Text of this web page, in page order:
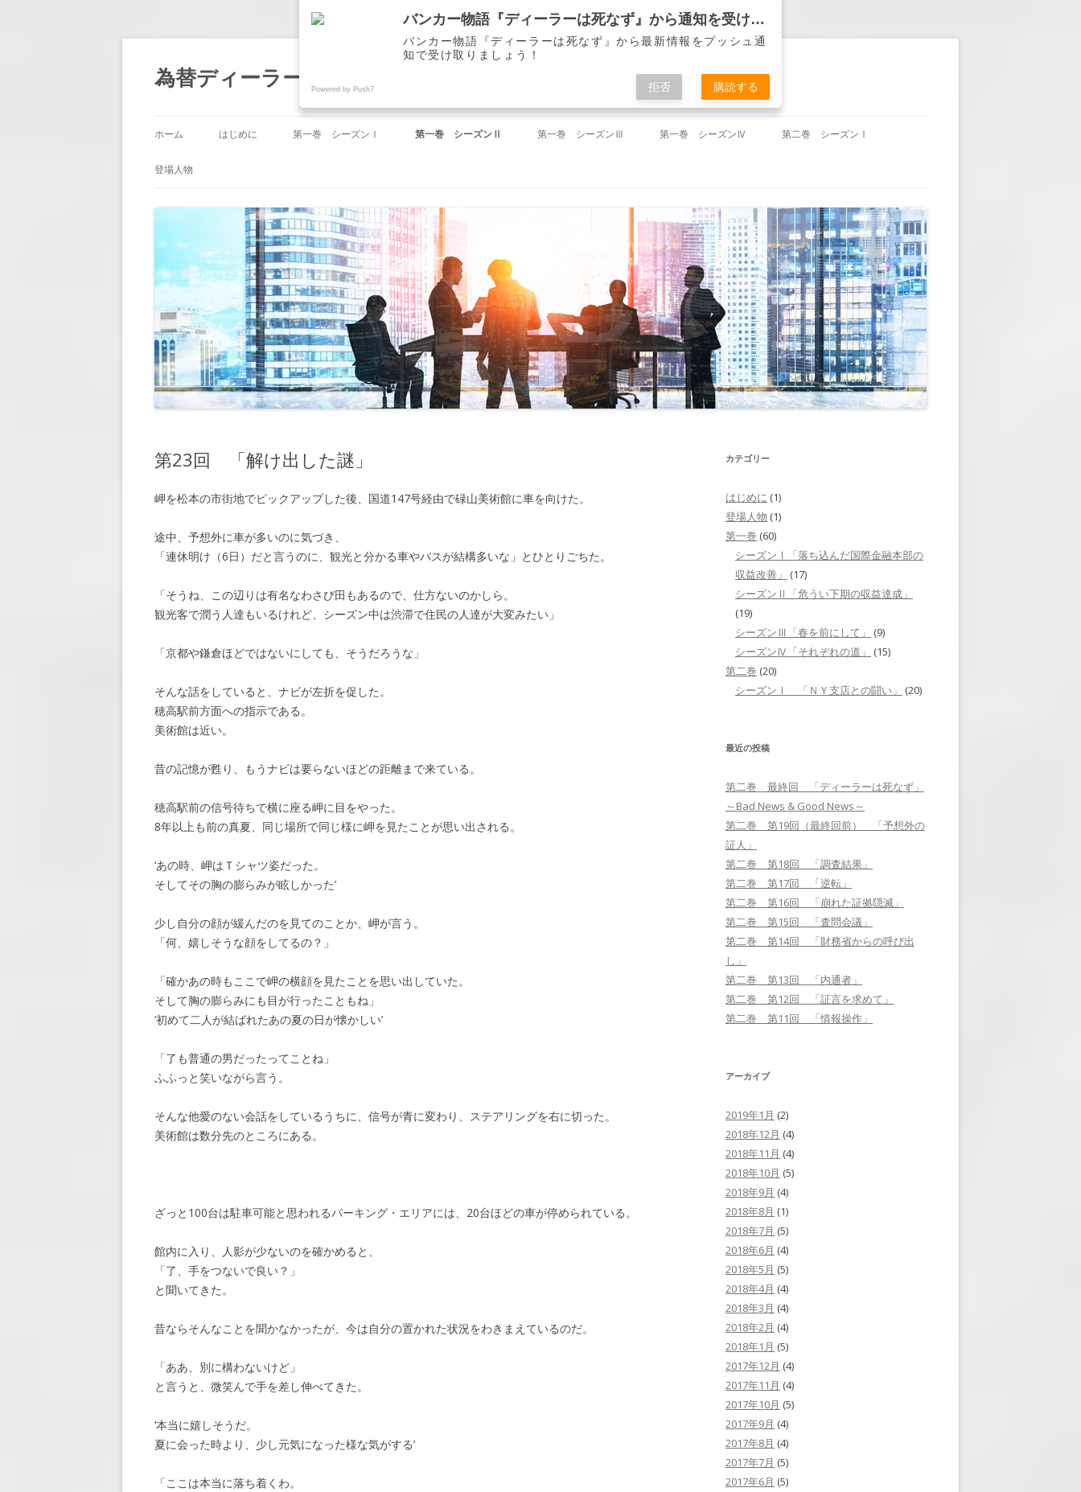
為替ディーラー物語『ディーラーは死なず』 仙崎 了
コ
ン
テ
ホーム はじめに 第一巻 シーズンⅠ
第3回 「嫉み」
第4回 「人事」
第5回 「節目のとき」
第6回 「意地」
第7回 「懸念と再決意」
第8回 「休暇」
第10回 「約束」
第11回 「脅し」
第12回 「大企業とのトラブル」
第13回 「窮地」
第14回 「敵の中の味方」
第16回 「会えなくなった二人」
第17回 「顧客の含み損」
第一巻 シーズンⅡ
第20回 「下がらないドル」
第21回 「財務省からの電話」
第22回 「迷路」
第23回 「解け出した謎」
第24回 「甦った相場感」
第25回 「勝負のとき」
第28回 「不意打ちの電話」
第30回 「語られた真実」
第31回 「新たな問題」
第36回 「対峙」
第一巻 シーズンⅢ
第41回 「春来たれり」
第42回 「山下を襲う知らざる敵」
第43回 「旅立ち」
第44回 「新年度」
第一巻 シーズンⅣ
第48回 「杞憂か事実か」
第49回 「久々のＴＶ出演」
第50回 「失われた方向感」
第51回 「岬の決意」
第52回 「それぞれの道」
第53回 「ニューヨークへ」
第55回 「焦り」
第56回 「ミッドタウン・トンネ
第57回 「リクルーティング」
第58回 「挑戦」
第59回 「岬の旅立ち」
第60回 「台風の後」
第二巻 シーズンⅠ
第二巻 第3回 「YOU’RE FIRED」
第二巻 第4回 「ヘンリー・ハド
ソンの悲劇」
第二巻 第5回 「墓前に誓う」
第二巻 第6回 「古傷」
第二巻 第7回 「人選」
第二巻 第12回 「証言を求めて」
第二巻 第13回 「内通者」
び出し」
第二巻 第18回 「調査結果」
第二巻 第19回（最終回前） 「予
第二巻 最終回 「ディーラーは死
なず」～BAD NEWS & GOOD
NEWS～
登場人物
第23回 「解け出した謎」
岬を松本の市街地でピックアップした後、国道147号経由で碌山美術館に車を向けた。
途中、予想外に車が多いのに気づき、
「連休明け（6日）だと言うのに、観光と分かる車やバスが結構多いな」とひとりごちた。
「そうね、この辺りは有名なわさび田もあるので、仕方ないのかしら。
観光客で潤う人達もいるけれど、シーズン中は渋滞で住民の人達が大変みたい」
「京都や鎌倉ほどではないにしても、そうだろうな」
そんな話をしていると、ナビが左折を促した。
穂高駅前方面への指示である。
美術館は近い。
昔の記憶が甦り、もうナビは要らないほどの距離まで来ている。
穂高駅前の信号待ちで横に座る岬に目をやった。
8年以上も前の真夏、同じ場所で同じ様に岬を見たことが思い出される。
‘あの時、岬はＴシャツ姿だった。
そしてその胸の膨らみが眩しかった’
少し自分の顔が緩んだのを見てのことか、岬が言う。
「何、嬉しそうな顔をしてるの？」
「確かあの時もここで岬の横顔を見たことを思い出していた。
そして胸の膨らみにも目が行ったこともね」
’初めて二人が結ばれたあの夏の日が懐かしい’
「了も普通の男だったってことね」
ふふっと笑いながら言う。
そんな他愛のない会話をしているうちに、信号が青に変わり、ステアリングを右に切った。
美術館は数分先のところにある。
ざっと100台は駐車可能と思われるパーキング・エリアには、20台ほどの車が停められている。
館内に入り、人影が少ないのを確かめると、
「了、手をつないで良い？」
と聞いてきた。
昔ならそんなことを聞かなかったが、今は自分の置かれた状況をわきまえているのだ。
「ああ、別に構わないけど」
と言うと、微笑んで手を差し伸べてきた。
‘本当に嬉しそうだ。
夏に会った時より、少し元気になった様な気がする’
「ここは本当に落ち着くわ。
カテゴリー
はじめに (1)
登場人物 (1)
第一巻 (60)
シーズンⅠ「落ち込んだ国際金融本部の
収益改善」
(17)
シーズンⅡ「危うい下期の収益達成」
(19)
シーズンⅢ「春を前にして」
(9)
シーズンⅣ「それぞれの道」
(15)
第二巻 (20)
シーズンⅠ 「ＮＹ支店との闘い」
(20)
最近の投稿
第二巻 最終回 「ディーラーは死なず」
～Bad News & Good News～
第二巻 第19回（最終回前） 「予想外の
証人」
第二巻 第18回 「調査結果」
第二巻 第17回 「逆転」
第二巻 第16回 「崩れた証拠隠滅」
第二巻 第15回 「査問会議」
第二巻 第14回 「財務省からの呼び出
し」
第二巻 第13回 「内通者」
第二巻 第12回 「証言を求めて」
第二巻 第11回 「情報操作」
アーカイブ
2019年1月 (2)
2018年12月 (4)
2018年11月 (4)
2018年10月 (5)
2018年9月 (4)
2018年8月 (1)
2018年7月 (5)
2018年6月 (4)
2018年5月 (5)
2018年4月 (4)
2018年3月 (4)
2018年2月 (4)
2018年1月 (5)
2017年12月 (4)
2017年11月 (4)
2017年10月 (5)
2017年9月 (4)
2017年8月 (4)
2017年7月 (5)
2017年6月 (5)
バンカー物語『ディーラーは死なず』から通知を受け取る
バンカー物語『ディーラーは死なず』から最新情報をプッシュ通
知で受け取りましょう！
Powered by Push7 拒否 購読する